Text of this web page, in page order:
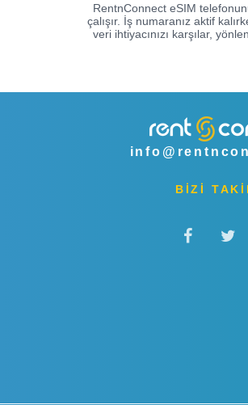
RentnConnect eSIM
çalışır. İş numaranız aktif
veri ihtiyacınızı karşılar,
BİZİ